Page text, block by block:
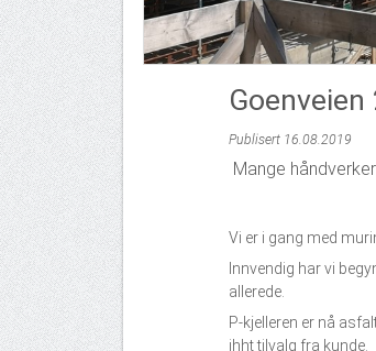
Goenveien
Publisert 16.08.2019
Mange
Vi er i gang med
Innvendig har vi
allerede.
P-kjelleren er nå
ihht tilvalg fra kunde.